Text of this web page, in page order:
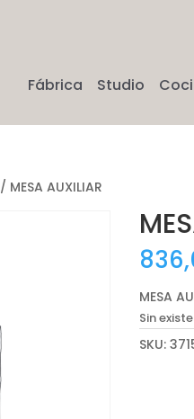
Fábrica Studio
/ MESA AUXILIAR
MESA
Sin
SKU: